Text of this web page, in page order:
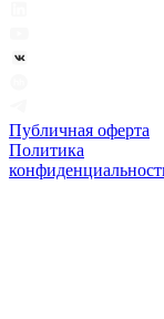
Публичная оферта
Политика